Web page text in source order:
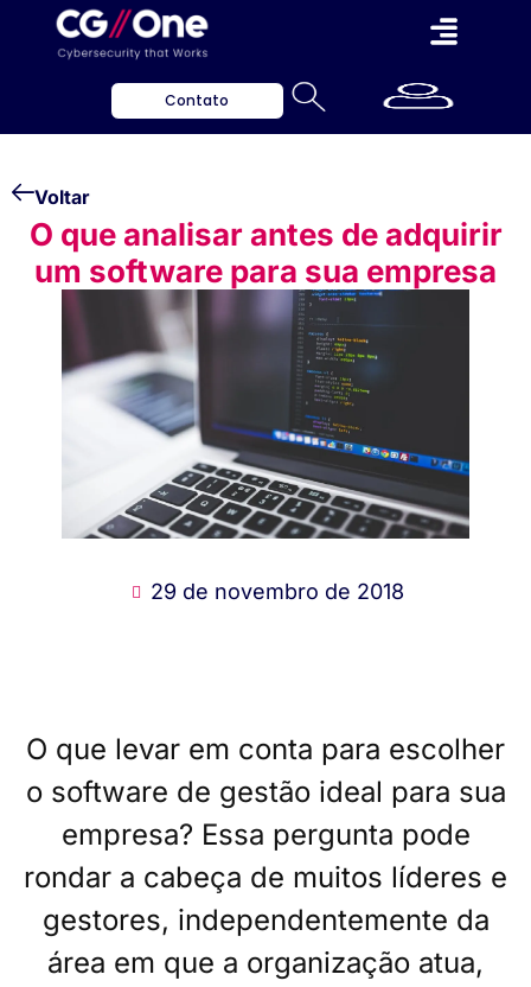
Contato
Voltar
O que analisar antes de adquirir
um software para sua empresa
29 de novembro de 2018
O que levar em conta para escolher
o software de gestão ideal para sua
empresa? Essa pergunta pode
rondar a cabeça de muitos líderes e
gestores, independentemente da
área em que a organização atua,